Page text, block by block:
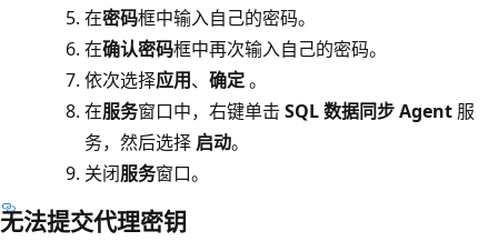
在密码框中输入自己的密码。
在确认密码框中再次输入自己的密码。
依次选择应用、 确定。
在服务窗口中，右键单击 SQL 数据同步 Agent 服
务，然后选择 启动。
关闭服务窗口。
无法提交代理密钥